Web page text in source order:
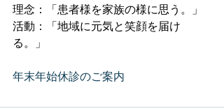
理念：「患者様を家族の様に思う。」
活動：「地域に元気と笑顔を届け
る。」
年末年始休診のご案内